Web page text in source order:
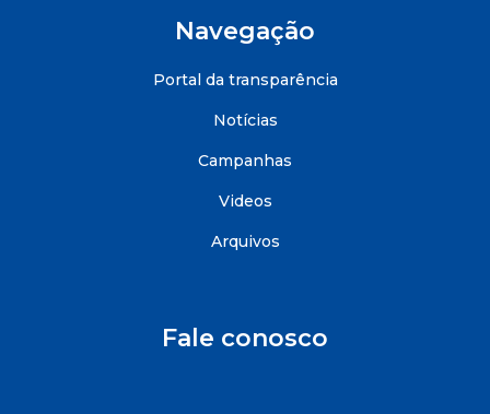
Navegação
Portal da transparência
Notícias
Campanhas
Videos
Arquivos
Fale conosco